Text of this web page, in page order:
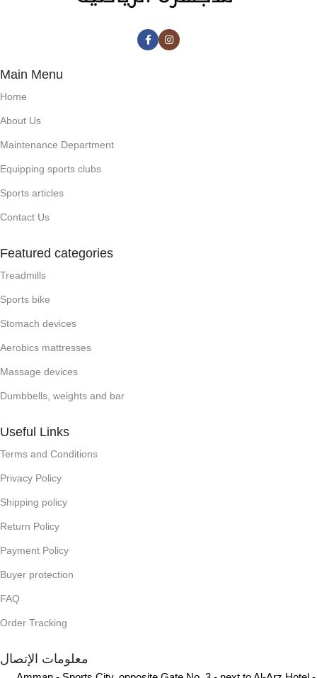
Main Menu
Home
About Us
Maintenance Department
Equipping sports clubs
Sports articles
Contact Us
Featured categories
Treadmills
Sports bike
Stomach devices
Aerobics mattresses
Massage devices
Dumbbells, weights and bar
Useful Links
Terms and Conditions
Privacy Policy
Shipping policy
Return Policy
Payment Policy
Buyer protection
FAQ
Order Tracking
معلومات الإتصال